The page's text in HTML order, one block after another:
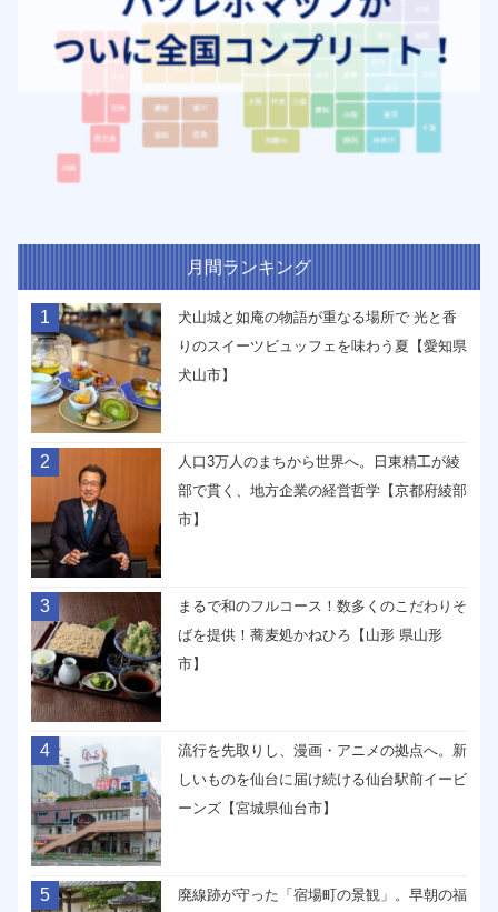
月間ランキング
1
犬山城と如庵の物語が重なる場所で 光と香
りのスイーツビュッフェを味わう夏【愛知県
犬山市】
2
人口3万人のまちから世界へ。日東精工が綾
部で貫く、地方企業の経営哲学【京都府綾部
市】
3
まるで和のフルコース！数多くのこだわりそ
ばを提供！蕎麦処かねひろ【山形 県山形
市】
4
流行を先取りし、漫画・アニメの拠点へ。新
しいものを仙台に届け続ける仙台駅前イービ
ーンズ【宮城県仙台市】
5
廃線跡が守った「宿場町の景観」。早朝の福